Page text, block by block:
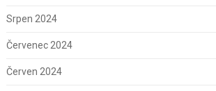
Srpen 2024
Červenec 2024
Červen 2024